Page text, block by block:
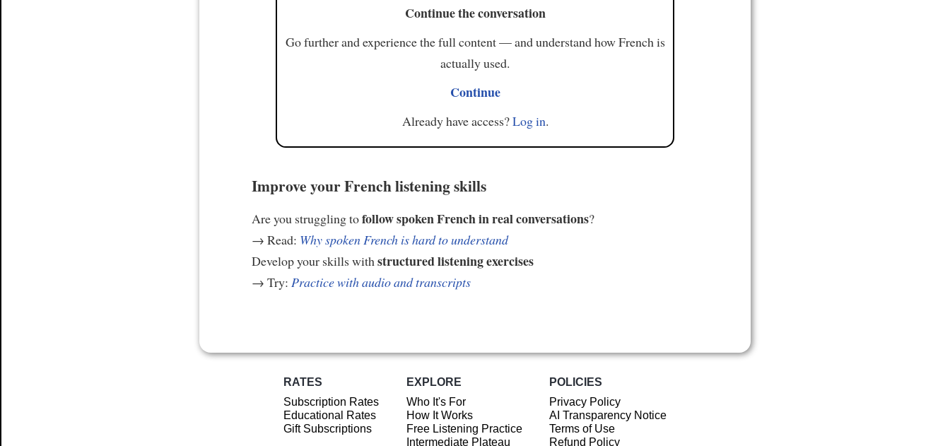
Continue the conversation
Go further and experience the full content — and understand how French is
actually used.
Continue
Already have access?Log in.
Improve your French listening skills
Are you struggling tofollow spoken French in real conversations?
→ Read: Why spoken French is hard to understand
Develop your skills withstructured listening exercises
→ Try: Practice with audio and transcripts
RATES
Subscription Rates
Educational Rates
Gift Subscriptions
EXPLORE
Who It's For
How It Works
Free Listening Practice
Intermediate Plateau
POLICIES
Privacy Policy
AI Transparency Notice
Terms of Use
Refund Policy